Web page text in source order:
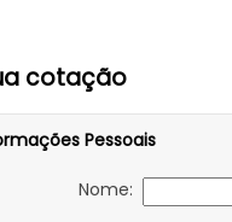
cotação
Pessoais
Nome: